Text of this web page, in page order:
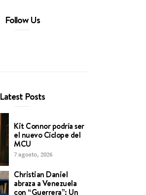
Follow Us
Latest Posts
Kit Connor podría ser
el nuevo Cíclope del
MCU
7 agosto, 2026
Christian Daniel
abraza a Venezuela
con “Guerrera”: Un